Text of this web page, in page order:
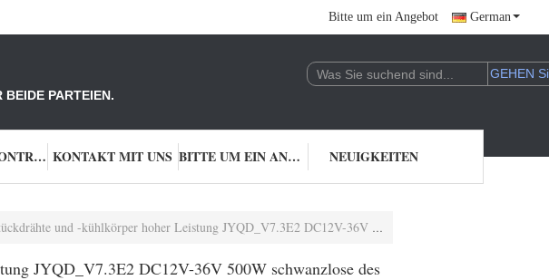
Bitte um ein Angebot German
PARTEIEN.
QUALITÄTSKONTROLLE KONTAKT MIT UNS BITTE UM EIN ANGEBOT NEUIGKEITEN
-kühlkörper hoher Leistung JYQD_V7.3E2 DC12V-36V 500W schwanzlose des Motorpwm
JYQD_V7.3E2 DC12V-36V 500W schwanzlose des